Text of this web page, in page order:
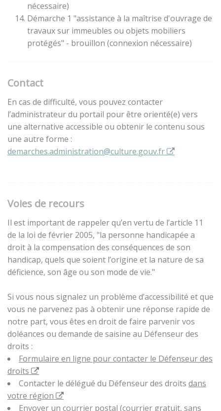
nécessaire)
Démarche 1 "assistance à la maîtrise d'ouvrage de
travaux sur immeubles ou objets mobiliers
protégés" - brouillon (connexion nécessaire)
Contact
En cas de difficulté, vous pouvez contacter
l’administrateur du portail pour être orienté(e) vers
une alternative accessible ou obtenir le contenu sous
une autre forme :
demarches.administration@culture.gouv.fr
Voies de recours
Il est important de rappeler qu’en vertu de l’article 11
de la loi de février 2005, "la personne handicapée a
droit à la compensation des conséquences de son
handicap, quels que soient l’origine et la nature de sa
déficience, son âge ou son mode de vie."
Si vous nous signalez un problème d’accessibilité et que
vous ne parvenez pas à obtenir une réponse rapide de
notre part, vous êtes en droit de faire parvenir vos
doléances ou demande de saisine au Défenseur des
droits :
Formulaire en ligne pour contacter le Défenseur des
droits
Contacter le délégué du Défenseur des droits dans
votre région
Envoyer un courrier postal (courrier gratuit, sans